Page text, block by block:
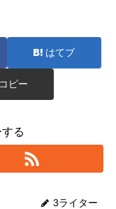
はてブ
コピー
る
3ライター